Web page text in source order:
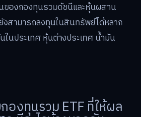
นของกองทุนรวมดัชนีและหุ้นผสาน
งสามารถลงทุนในสินทรัพย์ได้หลาก
ในประเทศ หุ้นต่างประเทศ น้ำมัน
องทุนรวม ETF ที่ให้ผล